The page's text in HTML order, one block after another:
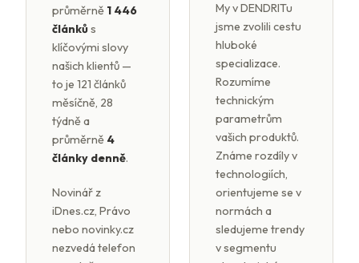
průměrně 1 446
článkůs
klíčovými slovy
našich klientů —
to je 121 článků
měsíčně, 28
týdně a
průměrně 4
články denně.
Novinář z
iDnes.cz, Právo
nebo novinky.cz
nezvedá telefon
My v DENDRITu
jsme zvolili cestu
hluboké
specializace.
Rozumíme
technickým
parametrům
vašich produktů.
Známe rozdíly v
technologiích,
orientujeme se v
normách a
sledujeme trendy
v segmentu